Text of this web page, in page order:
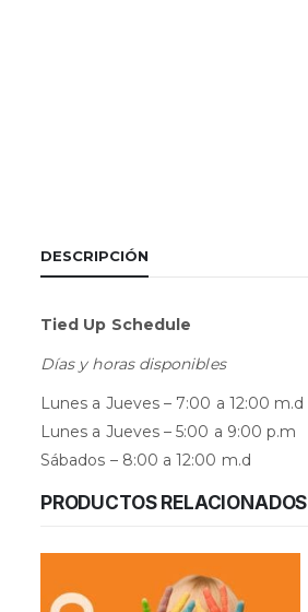
DESCRIPCIÓN
Tied Up Schedule
Días y horas disponibles
Lunes a Jueves – 7:00 a 12:00 m.d
Lunes a Jueves – 5:00 a 9:00 p.m
Sábados – 8:00 a 12:00 m.d
PRODUCTOS RELACIONADOS